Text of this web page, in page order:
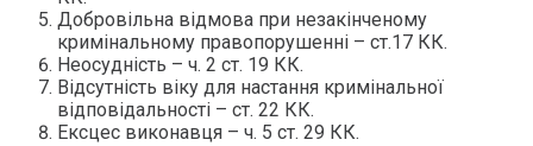
Добровільна відмова при незакінченому
кримінальному правопорушенні – ст.17 КК.
Неосудність – ч. 2 ст. 19 КК.
Відсутність віку для настання кримінальної
відповідальності – ст. 22 КК.
Ексцес виконавця – ч. 5 ст. 29 КК.